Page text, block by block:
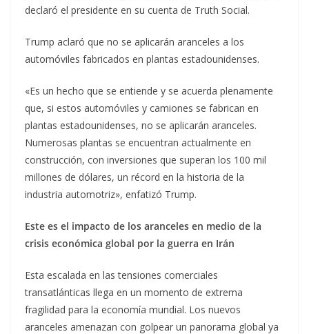
declaró el presidente en su cuenta de Truth Social.
Trump aclaró que no se aplicarán aranceles a los
automóviles fabricados en plantas estadounidenses.
«Es un hecho que se entiende y se acuerda plenamente
que, si estos automóviles y camiones se fabrican en
plantas estadounidenses, no se aplicarán aranceles.
Numerosas plantas se encuentran actualmente en
construcción, con inversiones que superan los 100 mil
millones de dólares, un récord en la historia de la
industria automotriz», enfatizó Trump.
Este es el impacto de los aranceles en medio de la
crisis económica global por la guerra en Irán
Esta escalada en las tensiones comerciales
transatlánticas llega en un momento de extrema
fragilidad para la economía mundial. Los nuevos
aranceles amenazan con golpear un panorama global ya